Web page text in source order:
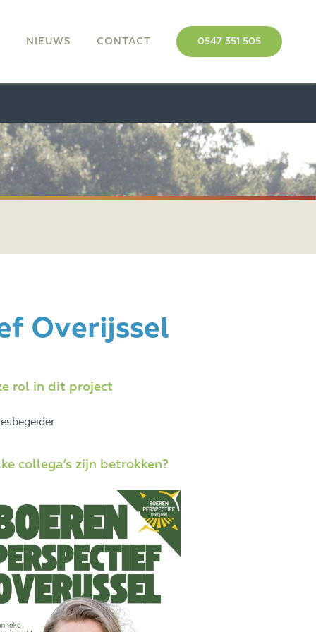
NIEUWS CONTACT 0547 351 505
Overijssel
rol in dit project
collega’s zijn betrokken?